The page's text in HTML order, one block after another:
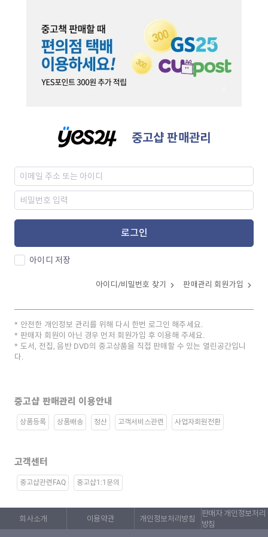
중고샵 판매관리
로그인
아이디 저장
아이디/비밀번호 찾기 판매관리 회원가입
안전한 개인정보 관리를 위해 다시 한번 로그인 해주세요.
판매자 회원이 아닌 경우 먼저 회원가입 후 이용해 주세요.
도서, 전집, 음반 DVD의 중고상품을 직접 판매할 수 있는 열린공간입니
다.
중고샵 판매관리 이용안내
상품등록 상품배송 정산 고객서비스관련 사업자회원전환
고객센터
중고샵관련FAQ 중고샵1:1문의
회사소개 이용약관 개인정보처리방침
판매자 개인정보처리
방침